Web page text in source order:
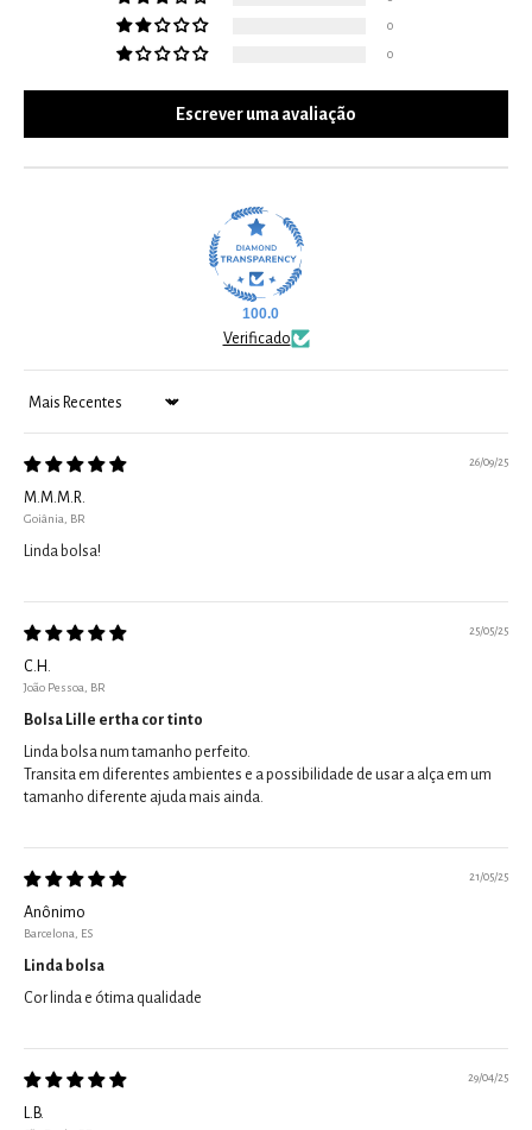
0
0
Escrever uma avaliação
100.0
Verificado
Sort by
26/09/25
M.M.M.R.
Goiânia, BR
Linda bolsa!
25/05/25
C.H.
João Pessoa, BR
Bolsa Lille ertha cor tinto
Linda bolsa num tamanho perfeito.
Transita em diferentes ambientes e a possibilidade de usar a alça em um
tamanho diferente ajuda mais ainda.
21/05/25
Anônimo
Barcelona, ES
Linda bolsa
Cor linda e ótima qualidade
29/04/25
L.B.